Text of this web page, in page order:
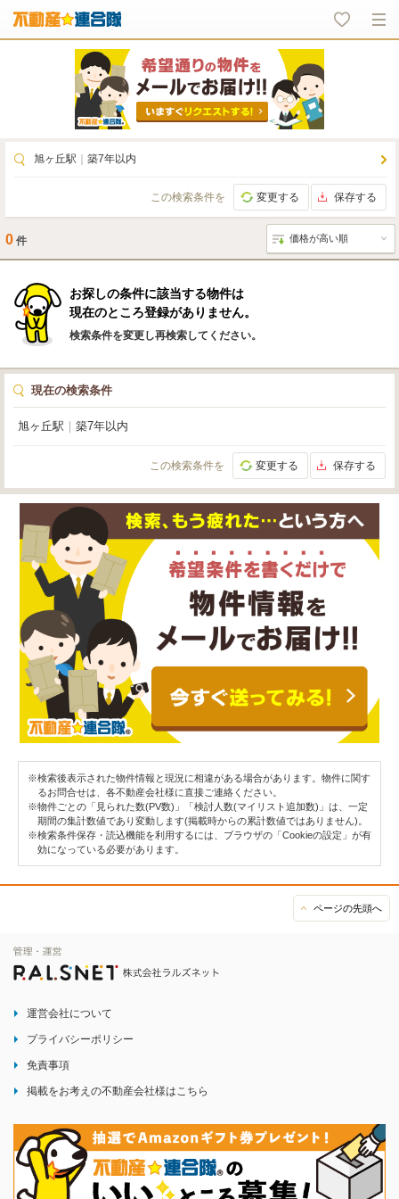
旭ヶ丘駅 築7年以内
この検索条件を 変更する 保存する
0 件
お探しの条件に該当する物件は
現在のところ登録がありません。
検索条件を変更し再検索してください。
現在の検索条件
旭ヶ丘駅 築7年以内
この検索条件を 変更する 保存する
※検索後表示された物件情報と現況に相違がある場合があります。物件に関す
るお問合せは、各不動産会社様に直接ご連絡ください。
※物件ごとの「見られた数(PV数)」「検討人数(マイリスト追加数)」は、一定
期間の集計数値であり変動します(掲載時からの累計数値ではありません)。
※検索条件保存・読込機能を利用するには、ブラウザの「Cookieの設定」が有
効になっている必要があります。
ページの先頭へ
運営会社について
プライバシーポリシー
免責事項
掲載をお考えの不動産会社様はこちら